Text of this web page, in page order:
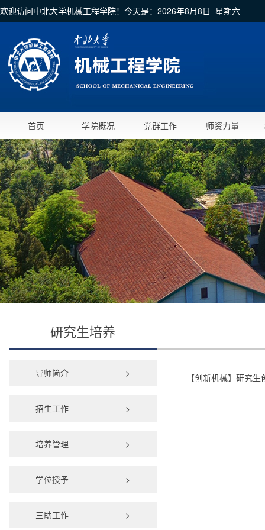
欢迎访问中北大学机械工程学院！今天是： 2026年8月8日 星期六
首页 学院概况 党群工作 师资力量
研究生培养
导师简介 >
招生工作 >
培养管理 >
学位授予 >
三助工作 >
【创新机械】研究